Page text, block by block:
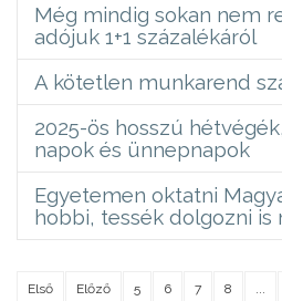
Még mindig sokan nem
adójuk 1+1 százalékáról
A kötetlen munkarend
2025-ös hosszú
napok és ünnepnapok
Egyetemen oktatni
hobbi, tessék dolgozni is
Első Előző 5 6 7 8